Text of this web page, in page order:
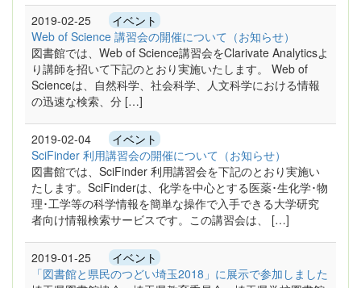
2019-02-25 イベント
Web of Science 講習会の開催について（お知らせ）
図書館では、Web of Science講習会をClarivate Analyticsよ
り講師を招いて下記のとおり実施いたします。 Web of
Scienceは、自然科学、社会科学、人文科学における情報
の迅速な検索、分 […]
2019-02-04 イベント
SciFinder 利用講習会の開催について（お知らせ）
図書館では、SciFinder 利用講習会を下記のとおり実施い
たします。SciFinderは、化学を中心とする医薬･生化学･物
理･工学等の科学情報を簡単な操作で入手できる大学研究
者向け情報検索サービスです。この講習会は、 […]
2019-01-25 イベント
「図書館と県民のつどい埼玉2018」に展示で参加しました